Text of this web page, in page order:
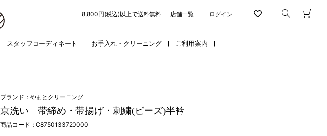
ログイン
8,800円(税込)以上で送料無料 店舗一覧
スタッフコーディネート お手入れ・クリーニング ご利用案内
ブランド：やまとクリーニング
京洗い 帯締め・帯揚げ・刺繍(ビーズ)半衿
商品コード： C8750133720000